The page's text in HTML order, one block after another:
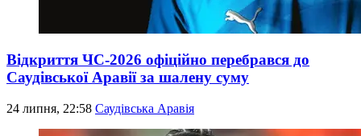
Відкриття ЧС-2026 офіційно перебрався до
Саудівської Аравії за шалену суму
24 липня, 22:58 Саудівська Аравія